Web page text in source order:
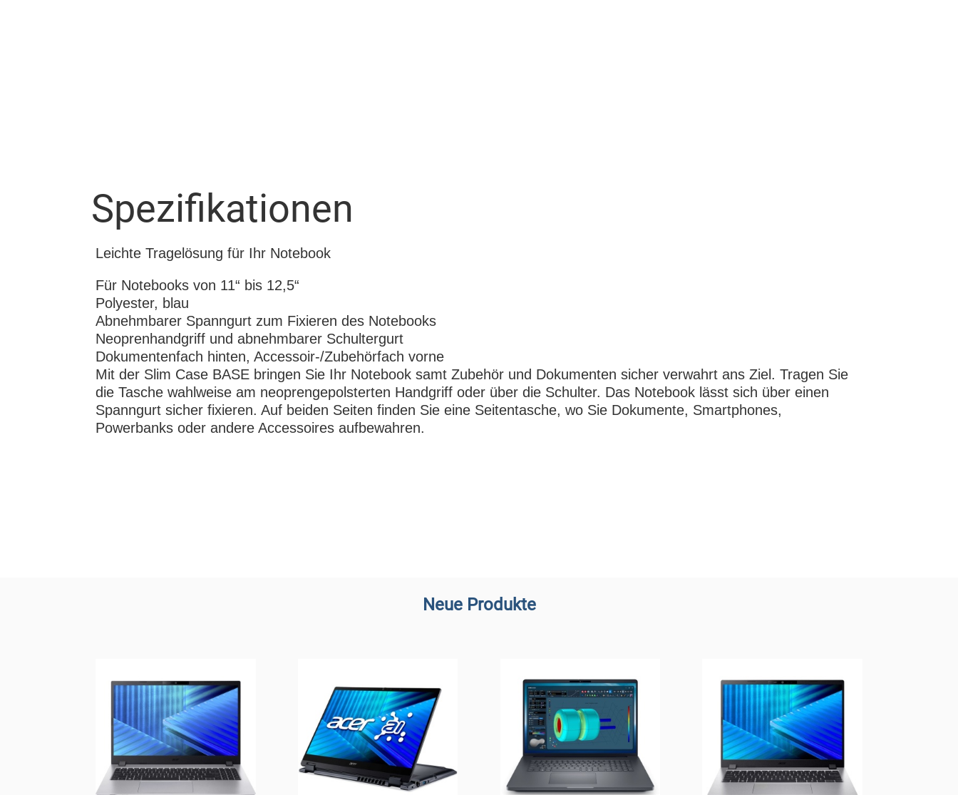
Spezifikationen
Leichte Tragelösung für Ihr Notebook
Für Notebooks von 11“ bis 12,5“
Polyester, blau
Abnehmbarer Spanngurt zum Fixieren des Notebooks
Neoprenhandgriff und abnehmbarer Schultergurt
Dokumentenfach hinten, Accessoir-/Zubehörfach vorne
Mit der Slim Case BASE bringen Sie Ihr Notebook samt Zubehör und Dokumenten sicher verwahrt ans Ziel. Tragen Sie
die Tasche wahlweise am neoprengepolsterten Handgriff oder über die Schulter. Das Notebook lässt sich über einen
Spanngurt sicher fixieren. Auf beiden Seiten finden Sie eine Seitentasche, wo Sie Dokumente, Smartphones,
Powerbanks oder andere Accessoires aufbewahren.
Neue Produkte